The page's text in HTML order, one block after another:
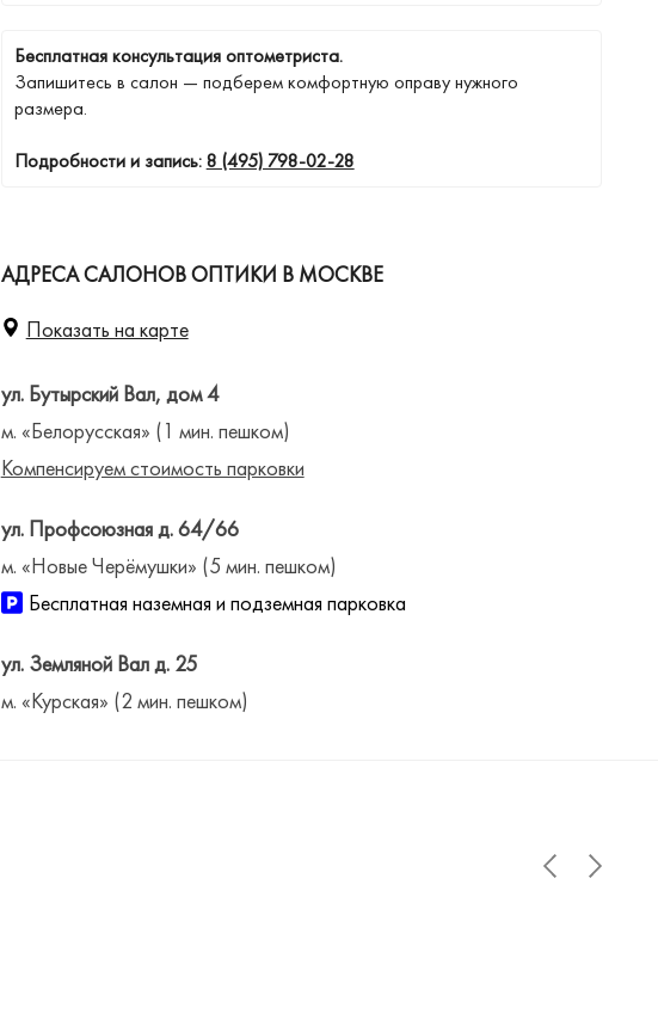
Бесплатная консультация оптометриста.
Запишитесь в салон — подберем комфортную оправу нужного
размера.
Подробности и запись:8 (495) 798-02-28
АДРЕСА САЛОНОВ ОПТИКИ В МОСКВЕ
Показать на карте
ул. Бутырский Вал, дом 4
м. «Белорусская» (1 мин. пешком)
Компенсируем стоимость парковки
ул. Профсоюзная д. 64/66
м. «Новые Черёмушки» (5 мин. пешком)
Бесплатная наземная и подземная парковка
ул. Земляной Вал д. 25
м. «Курская» (2 мин. пешком)